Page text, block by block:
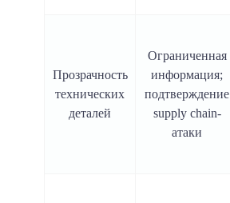
Прозрачность
технических
деталей
Ограниченная
информация;
подтверждение
supply chain-
атаки